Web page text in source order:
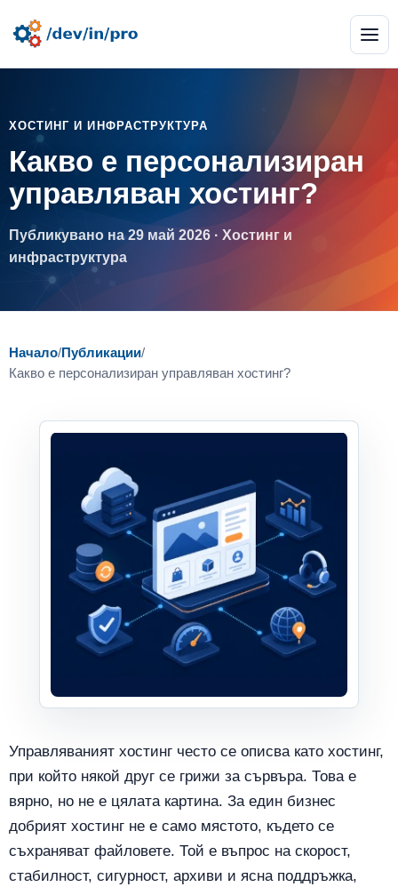
ХОСТИНГ И ИНФРАСТРУКТУРА
Какво е персонализиран
управляван хостинг?
Публикувано на 29 май 2026 · Хостинг и
инфраструктура
Начало/Публикации/
Какво е персонализиран управляван хостинг?
Управляваният хостинг често се описва като хостинг,
при който някой друг се грижи за сървъра. Това е
вярно, но не е цялата картина. За един бизнес
добрият хостинг не е само мястото, където се
съхраняват файловете. Той е въпрос на скорост,
стабилност, сигурност, архиви и ясна поддръжка,